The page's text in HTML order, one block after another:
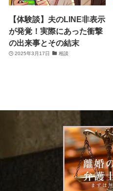
【体験談】夫のLINE非表示
が発覚！実際にあった衝撃
の出来事とその結末
2025年3月17日 相談